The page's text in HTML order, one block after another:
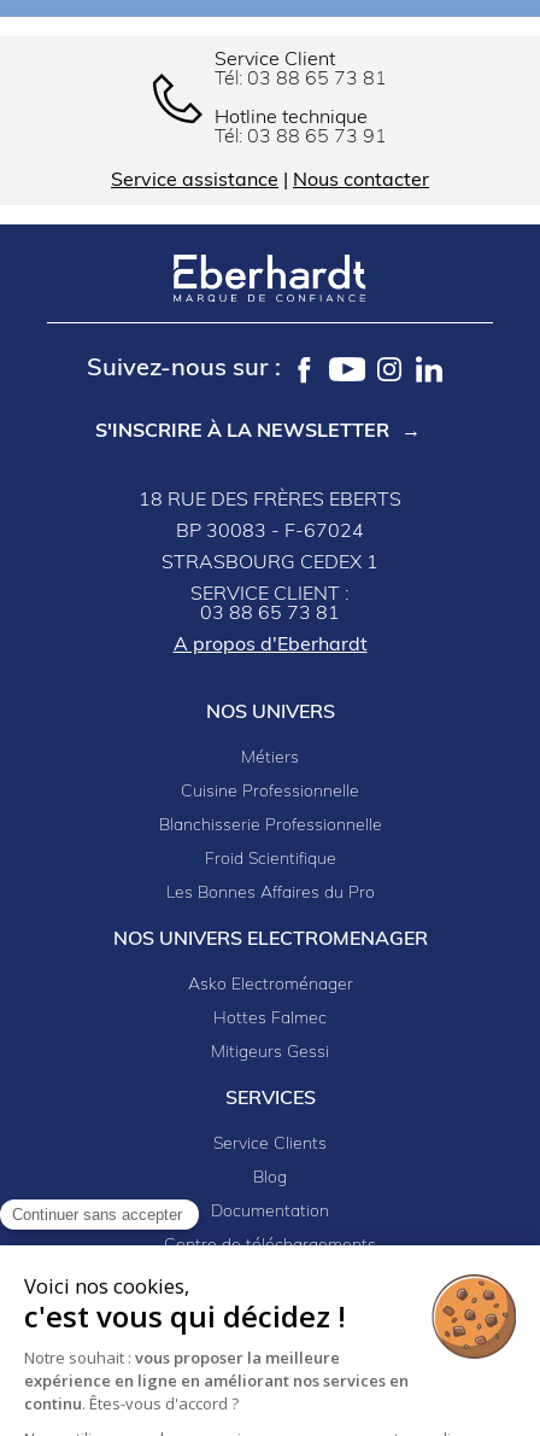
Continuer sans accepter
Voici nos cookies,
c'est vous qui décidez !
Notre souhait : vous proposer la meilleure
expérience en ligne en améliorant nos services en
continu. Êtes-vous d'accord ?
Service Client
Tél: 03 88 65 73 81
Hotline technique
Tél: 03 88 65 73 91
Service assistance Nous contacter
Suivez-nous sur :
S'INSCRIRE À LA NEWSLETTER
18 RUE DES FRÈRES EBERTS
BP 30083 - F-67024
STRASBOURG CEDEX 1
SERVICE CLIENT :
03 88 65 73 81
A propos d'Eberhardt
NOS UNIVERS
Métiers
Cuisine Professionnelle
Blanchisserie Professionnelle
Froid Scientifique
Les Bonnes Affaires du Pro
NOS UNIVERS ELECTROMENAGER
Asko Electroménager
Hottes Falmec
Mitigeurs Gessi
SERVICES
Service Clients
Blog
Documentation
Centre de téléchargements
Newsletter